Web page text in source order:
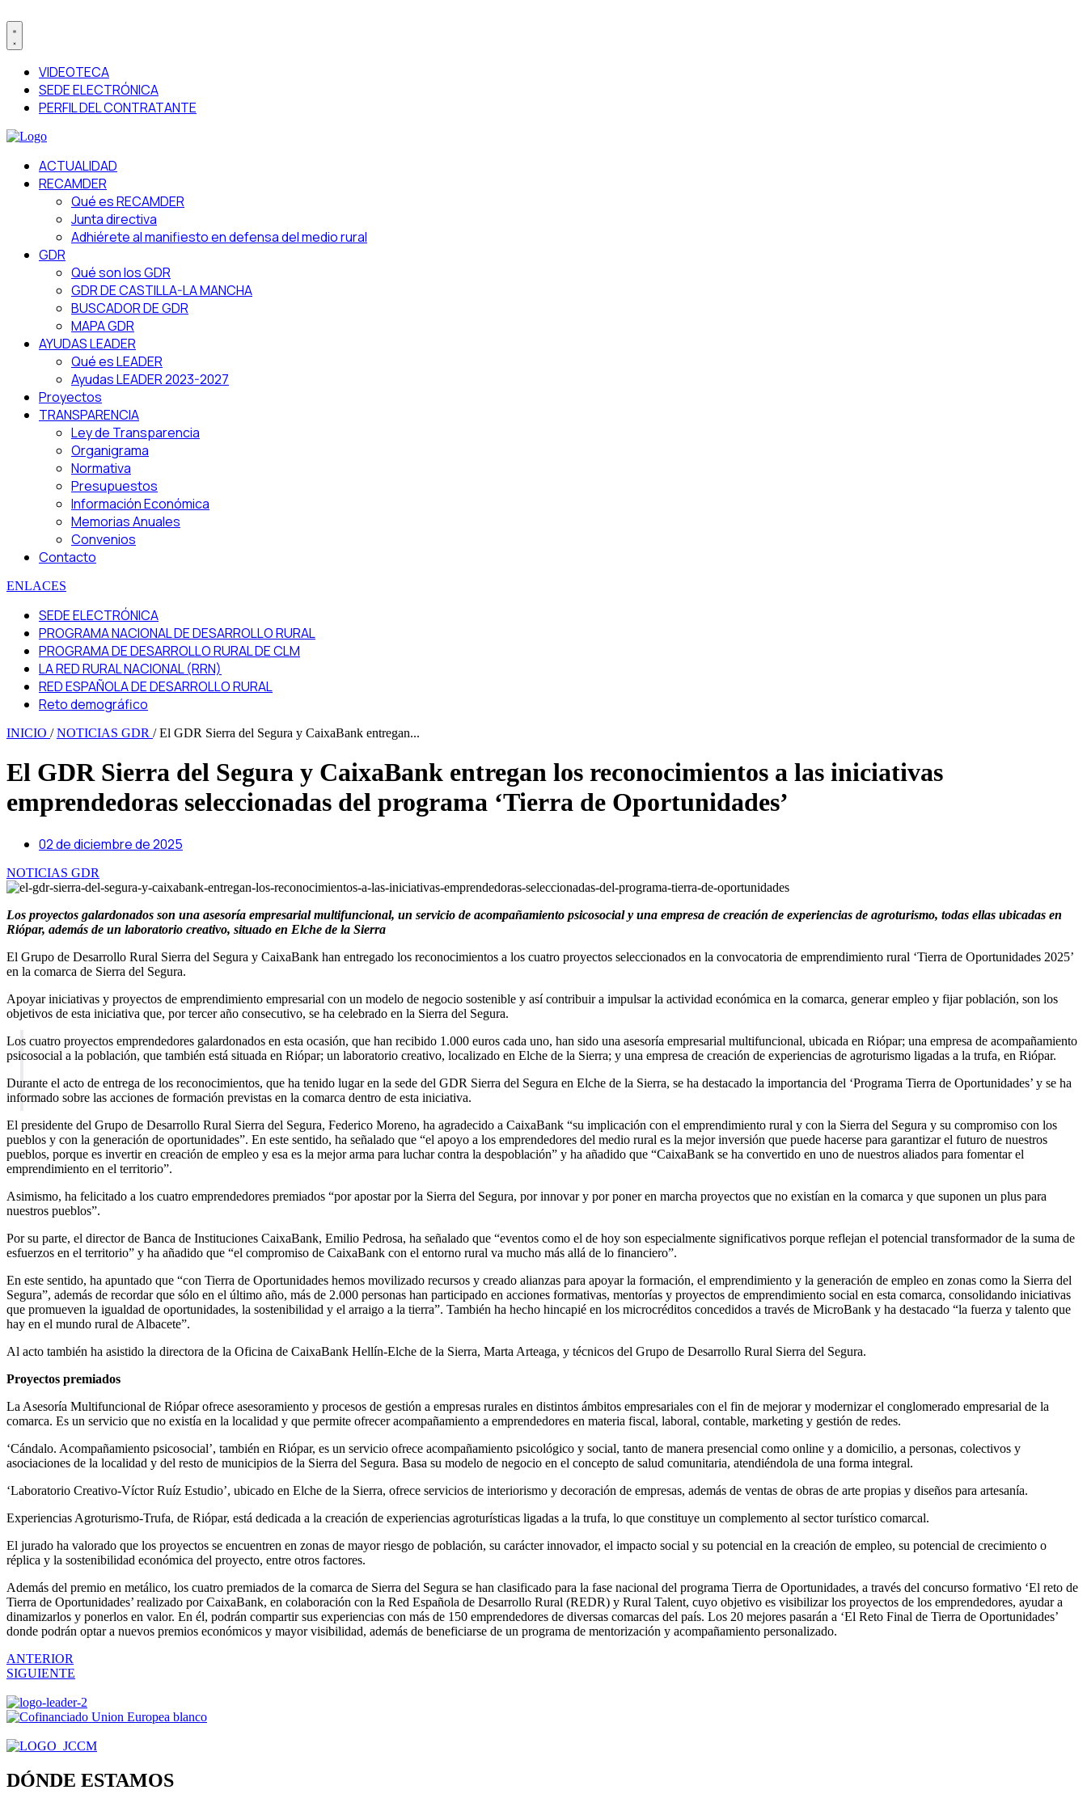
VIDEOTECA
SEDE ELECTRÓNICA
PERFIL DEL CONTRATANTE
ACTUALIDAD
RECAMDER
Qué es RECAMDER
Junta directiva
Adhiérete al manifiesto en defensa del medio rural
GDR
Qué son los GDR
GDR DE CASTILLA-LA MANCHA
BUSCADOR DE GDR
MAPA GDR
AYUDAS LEADER
Qué es LEADER
Ayudas LEADER 2023-2027
Proyectos
TRANSPARENCIA
Ley de Transparencia
Organigrama
Normativa
Presupuestos
Información Económica
Memorias Anuales
Convenios
Contacto
ENLACES
SEDE ELECTRÓNICA
PROGRAMA NACIONAL DE DESARROLLO RURAL
PROGRAMA DE DESARROLLO RURAL DE CLM
LA RED RURAL NACIONAL (RRN)
RED ESPAÑOLA DE DESARROLLO RURAL
Reto demográfico
INICIO /NOTICIAS GDR /El GDR Sierra del Segura y CaixaBank entregan...
El GDR Sierra del Segura y CaixaBank entregan los reconocimientos a las iniciativas
emprendedoras seleccionadas del programa ‘Tierra de Oportunidades’
02 de diciembre de 2025
NOTICIAS GDR
Los proyectos galardonados son una asesoría empresarial multifuncional, un servicio de acompañamiento psicosocial y una empresa de creación de experiencias de agroturismo, todas ellas ubicadas en
Riópar, además de un laboratorio creativo, situado en Elche de la Sierra
El Grupo de Desarrollo Rural Sierra del Segura y CaixaBank han entregado los reconocimientos a los cuatro proyectos seleccionados en la convocatoria de emprendimiento rural ‘Tierra de Oportunidades 2025’
en la comarca de Sierra del Segura.
Apoyar iniciativas y proyectos de emprendimiento empresarial con un modelo de negocio sostenible y así contribuir a impulsar la actividad económica en la comarca, generar empleo y fijar población, son los
objetivos de esta iniciativa que, por tercer año consecutivo, se ha celebrado en la Sierra del Segura.
Los cuatro proyectos emprendedores galardonados en esta ocasión, que han recibido 1.000 euros cada uno, han sido una asesoría empresarial multifuncional, ubicada en Riópar; una empresa de acompañamiento
psicosocial a la población, que también está situada en Riópar; un laboratorio creativo, localizado en Elche de la Sierra; y una empresa de creación de experiencias de agroturismo ligadas a la trufa, en Riópar.
Durante el acto de entrega de los reconocimientos, que ha tenido lugar en la sede del GDR Sierra del Segura en Elche de la Sierra, se ha destacado la importancia del ‘Programa Tierra de Oportunidades’ y se ha
informado sobre las acciones de formación previstas en la comarca dentro de esta iniciativa.
El presidente del Grupo de Desarrollo Rural Sierra del Segura, Federico Moreno, ha agradecido a CaixaBank “su implicación con el emprendimiento rural y con la Sierra del Segura y su compromiso con los
pueblos y con la generación de oportunidades”. En este sentido, ha señalado que “el apoyo a los emprendedores del medio rural es la mejor inversión que puede hacerse para garantizar el futuro de nuestros
pueblos, porque es invertir en creación de empleo y esa es la mejor arma para luchar contra la despoblación” y ha añadido que “CaixaBank se ha convertido en uno de nuestros aliados para fomentar el
emprendimiento en el territorio”.
Asimismo, ha felicitado a los cuatro emprendedores premiados “por apostar por la Sierra del Segura, por innovar y por poner en marcha proyectos que no existían en la comarca y que suponen un plus para
nuestros pueblos”.
Por su parte, el director de Banca de Instituciones CaixaBank, Emilio Pedrosa, ha señalado que “eventos como el de hoy son especialmente significativos porque reflejan el potencial transformador de la suma de
esfuerzos en el territorio” y ha añadido que “el compromiso de CaixaBank con el entorno rural va mucho más allá de lo financiero”.
En este sentido, ha apuntado que “con Tierra de Oportunidades hemos movilizado recursos y creado alianzas para apoyar la formación, el emprendimiento y la generación de empleo en zonas como la Sierra del
Segura”, además de recordar que sólo en el último año, más de 2.000 personas han participado en acciones formativas, mentorías y proyectos de emprendimiento social en esta comarca, consolidando iniciativas
que promueven la igualdad de oportunidades, la sostenibilidad y el arraigo a la tierra”. También ha hecho hincapié en los microcréditos concedidos a través de MicroBank y ha destacado “la fuerza y talento que
hay en el mundo rural de Albacete”.
Al acto también ha asistido la directora de la Oficina de CaixaBank Hellín-Elche de la Sierra, Marta Arteaga, y técnicos del Grupo de Desarrollo Rural Sierra del Segura.
Proyectos premiados
La Asesoría Multifuncional de Riópar ofrece asesoramiento y procesos de gestión a empresas rurales en distintos ámbitos empresariales con el fin de mejorar y modernizar el conglomerado empresarial de la
comarca. Es un servicio que no existía en la localidad y que permite ofrecer acompañamiento a emprendedores en materia fiscal, laboral, contable, marketing y gestión de redes.
‘Cándalo. Acompañamiento psicosocial’, también en Riópar, es un servicio ofrece acompañamiento psicológico y social, tanto de manera presencial como online y a domicilio, a personas, colectivos y
asociaciones de la localidad y del resto de municipios de la Sierra del Segura. Basa su modelo de negocio en el concepto de salud comunitaria, atendiéndola de una forma integral.
‘Laboratorio Creativo-Víctor Ruíz Estudio’, ubicado en Elche de la Sierra, ofrece servicios de interiorismo y decoración de empresas, además de ventas de obras de arte propias y diseños para artesanía.
Experiencias Agroturismo-Trufa, de Riópar, está dedicada a la creación de experiencias agroturísticas ligadas a la trufa, lo que constituye un complemento al sector turístico comarcal.
El jurado ha valorado que los proyectos se encuentren en zonas de mayor riesgo de población, su carácter innovador, el impacto social y su potencial en la creación de empleo, su potencial de crecimiento o
réplica y la sostenibilidad económica del proyecto, entre otros factores.
Además del premio en metálico, los cuatro premiados de la comarca de Sierra del Segura se han clasificado para la fase nacional del programa Tierra de Oportunidades, a través del concurso formativo ‘El reto de
Tierra de Oportunidades’ realizado por CaixaBank, en colaboración con la Red Española de Desarrollo Rural (REDR) y Rural Talent, cuyo objetivo es visibilizar los proyectos de los emprendedores, ayudar a
dinamizarlos y ponerlos en valor. En él, podrán compartir sus experiencias con más de 150 emprendedores de diversas comarcas del país. Los 20 mejores pasarán a ‘El Reto Final de Tierra de Oportunidades’
donde podrán optar a nuevos premios económicos y mayor visibilidad, además de beneficiarse de un programa de mentorización y acompañamiento personalizado.
ANTERIOR
SIGUIENTE
DÓNDE ESTAMOS